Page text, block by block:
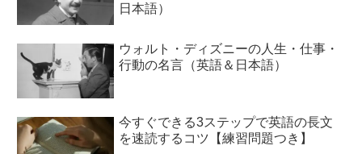
日本語）
ウォルト・ディズニーの人生・仕事・
行動の名言（英語＆日本語）
今すぐできる3ステップで英語の長文
を速読するコツ【練習問題つき】